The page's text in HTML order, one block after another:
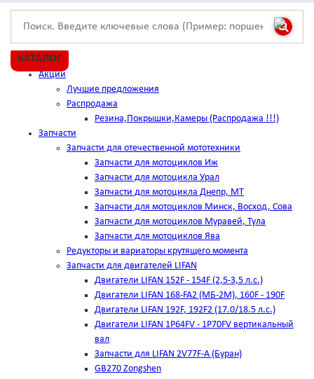
КАТАЛОГ
Акции
Лучшие предложения
Распродажа
Резина,Покрышки,Камеры (Распродажа !!!)
Запчасти
Запчасти для отечественной мототехники
Запчасти для мотоциклов Иж
Запчасти для мотоцикла Урал
Запчасти для мотоцикла Днепр, МТ
Запчасти для мотоциклов Минск, Восход, Сова
Запчасти для мотоциклов Муравей, Тула
Запчасти для мотоциклов Ява
Редукторы и вариаторы крутящего момента
Запчасти для двигателей LIFAN
Двигатели LIFAN 152F - 154F (2,5-3,5 л.с.)
Двигатели LIFAN 168-FA2 (МБ-2М), 160F - 190F
Двигатели LIFAN 192F, 192F2 (17.0/18.5 л.с.)
Двигатели LIFAN 1Р64FV - 1Р70FV вертикальный
вал
Запчасти для LIFAN 2V77F-A (Буран)
GB270 Zongshen